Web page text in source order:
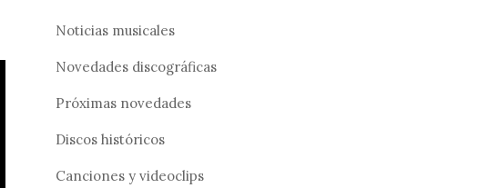
Noticias musicales
Novedades discográficas
Próximas novedades
Discos históricos
Canciones y videoclips